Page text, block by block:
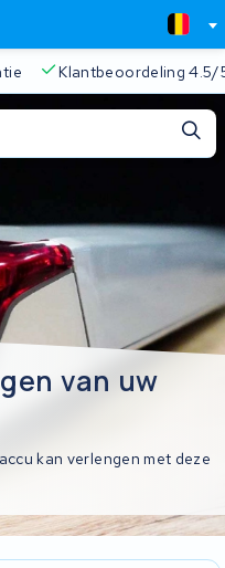
Klantbeoordeling 4.5/5
van uw
kan verlengen met deze
is leeg.
oplossing 2
Sluiten
om te zoeken